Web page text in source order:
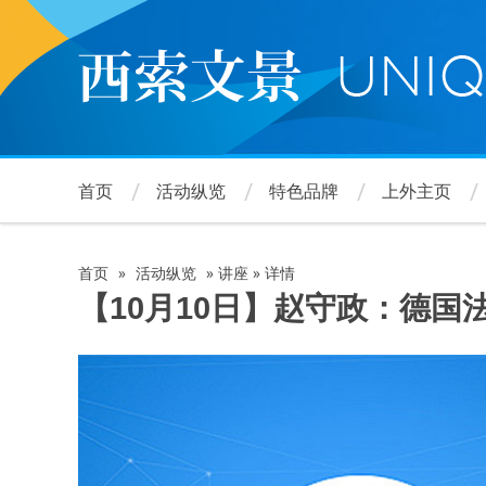
主
要
首页 活动纵览 特色品牌 上外主页
面
屑
首页 » 活动纵览 » 讲座 » 详情
【10月10日】赵守政：德国